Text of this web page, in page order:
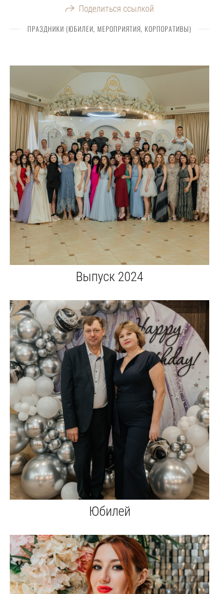
Поделиться ссылкой
ПРАЗДНИКИ (ЮБИЛЕИ, МЕРОПРИЯТИЯ, КОРПОРАТИВЫ)
Выпуск 2024
Юбилей